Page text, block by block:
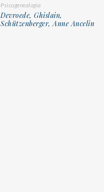
Psicogenealogía
Devroede, Ghislain,
Schützenberger, Anne Ancelin